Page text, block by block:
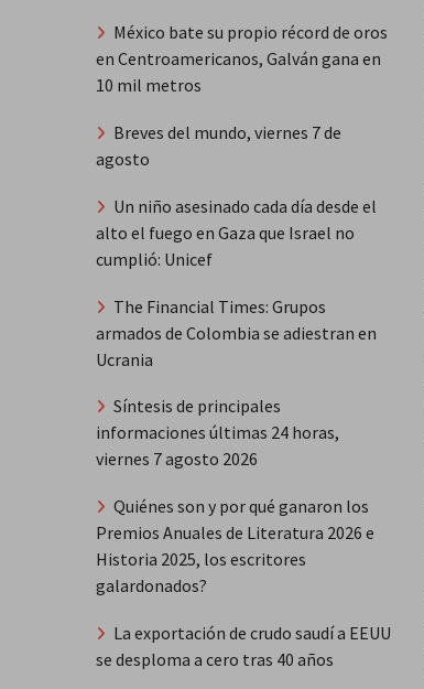
México bate su propio récord de oros
en Centroamericanos, Galván gana en
10 mil metros
Breves del mundo, viernes 7 de
agosto
Un niño asesinado cada día desde el
alto el fuego en Gaza que Israel no
cumplió: Unicef
The Financial Times: Grupos
armados de Colombia se adiestran en
Ucrania
Síntesis de principales
informaciones últimas 24 horas,
viernes 7 agosto 2026
Quiénes son y por qué ganaron los
Premios Anuales de Literatura 2026 e
Historia 2025, los escritores
galardonados?
La exportación de crudo saudí a EEUU
se desploma a cero tras 40 años